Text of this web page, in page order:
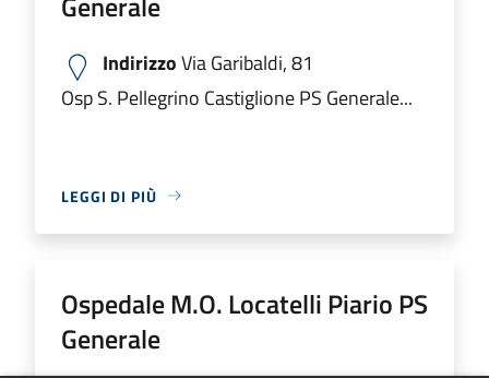
IndirizzoVia Garibaldi, 81
Osp S. Pellegrino Castiglione PS Generale...
LEGGI DI PIÙ
Ospedale M.O. Locatelli Piario PS
Generale